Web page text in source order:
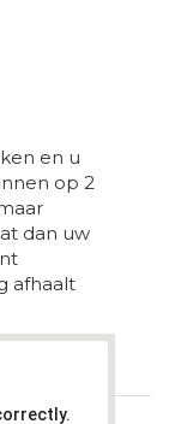
en u
op 2
dan uw
afhaalt